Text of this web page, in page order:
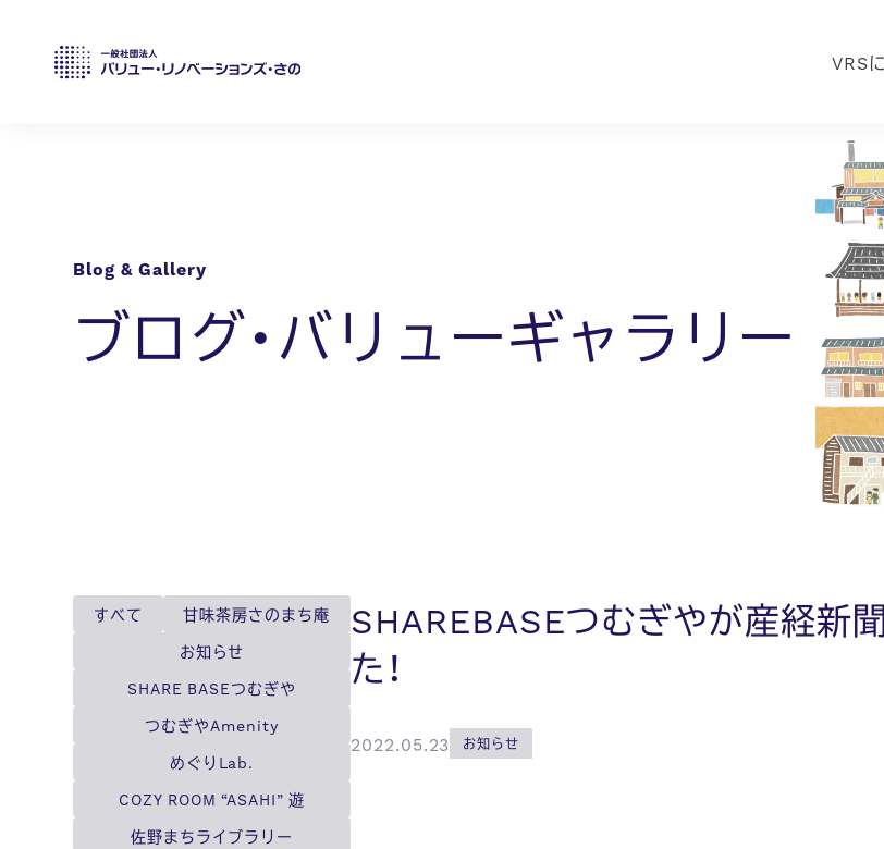
VRS
ブログ・バリューギャラリー
SHAREBASEつむぎやが産経新
た！
2022.05.23 お知らせ
すべて
甘味茶房さのまち庵
お知らせ
SHARE BASEつむぎや
つむぎやAmenity
めぐりLab.
COZY ROOM “ASAHI” 遊
佐野まちライブラリー